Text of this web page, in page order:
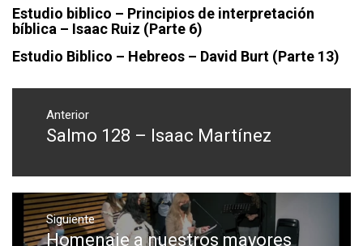
Estudio biblico – Principios de interpretación
bíblica – Isaac Ruiz (Parte 6)
Estudio Biblico – Hebreos – David Burt (Parte 13)
Navegación
entradas
Anterior
Entrada
Salmo 128 – Isaac Martínez
Siguiente
Entrada
Homenaje a nuestros mayores